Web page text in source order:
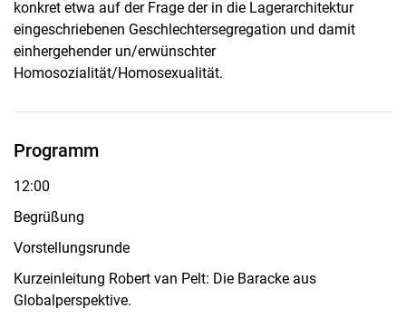
konkret etwa auf der Frage der in die Lagerarchitektur
eingeschriebenen Geschlechtersegregation und damit
einhergehender un/erwünschter
Homosozialität/Homosexualität.
Programm
12:00
Begrüßung
Vorstellungsrunde
Kurzeinleitung Robert van Pelt: Die Baracke aus
Globalperspektive.